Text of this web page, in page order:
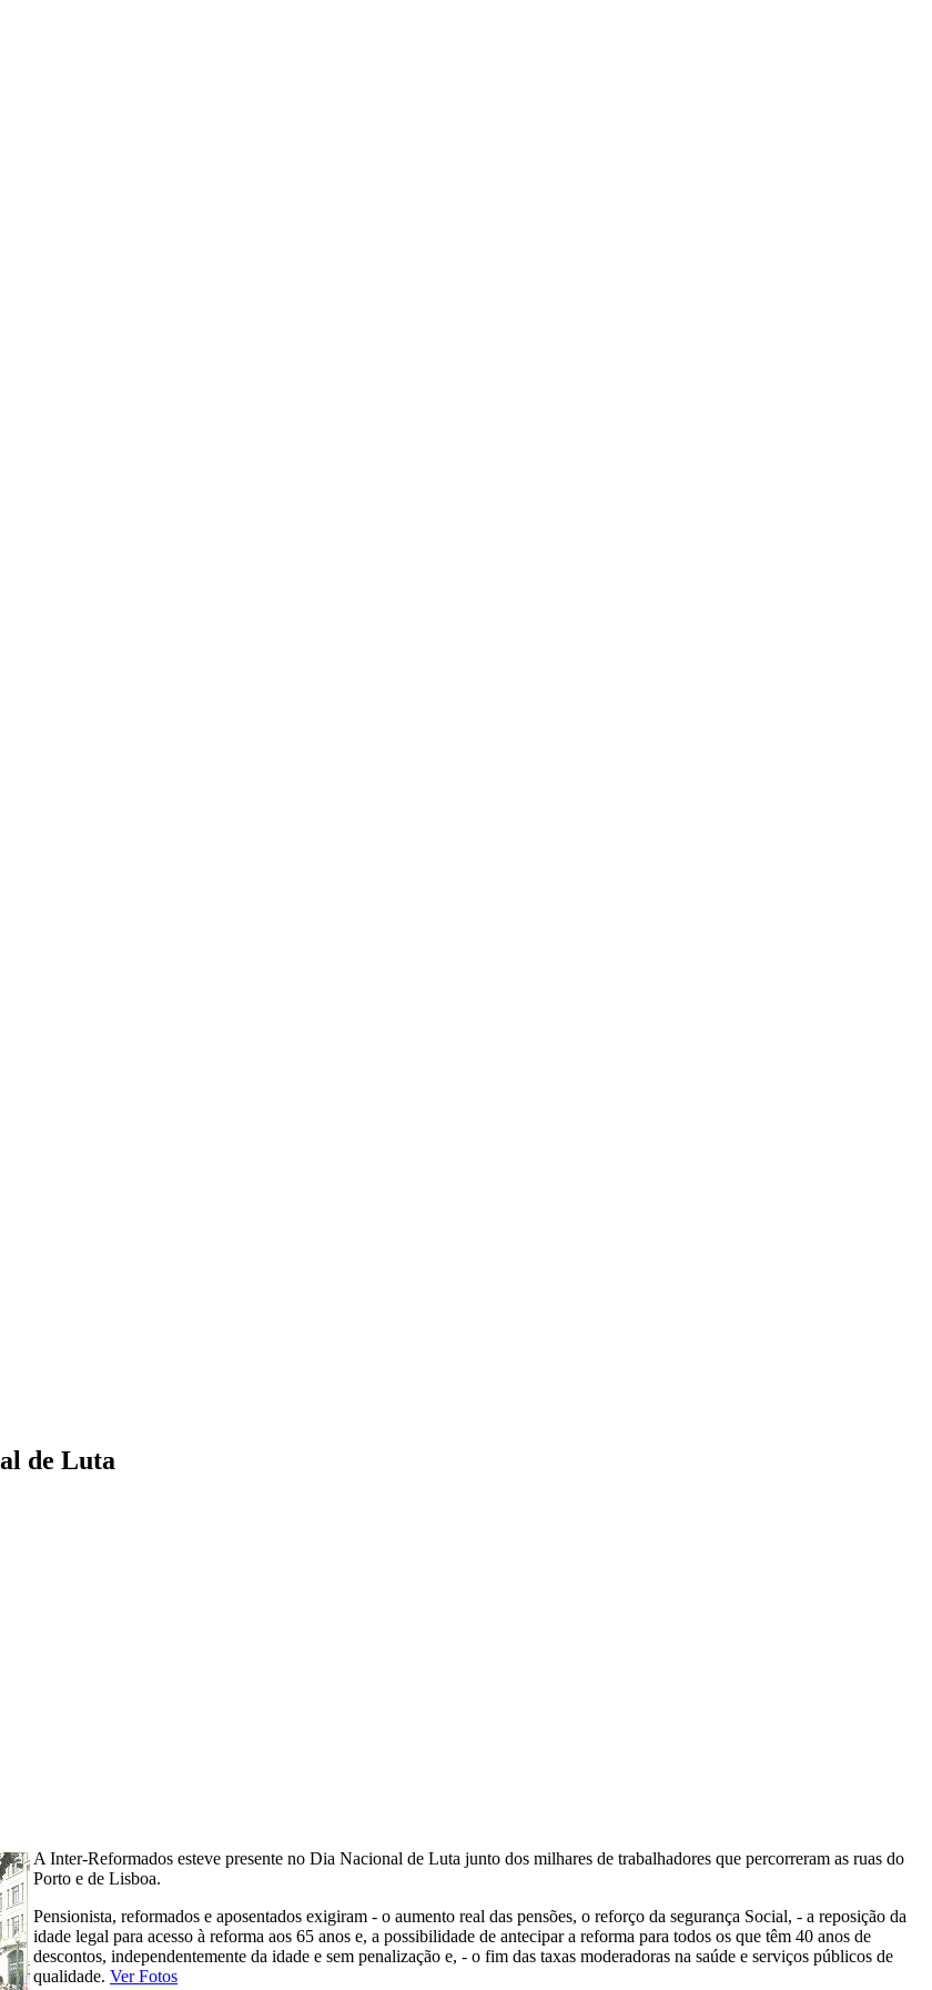
de Luta
A Inter-Reformados esteve presente no Dia Nacional de Luta junto dos milhares de trabalhadores que percorreram as ruas do
Porto e de Lisboa.
Pensionista, reformados e aposentados exigiram - o aumento real das pensões, o reforço da segurança Social, - a reposição da
idade legal para acesso à reforma aos 65 anos e, a possibilidade de antecipar a reforma para todos os que têm 40 anos de
descontos, independentemente da idade e sem penalização e, - o fim das taxas moderadoras na saúde e serviços públicos de
qualidade. Ver Fotos